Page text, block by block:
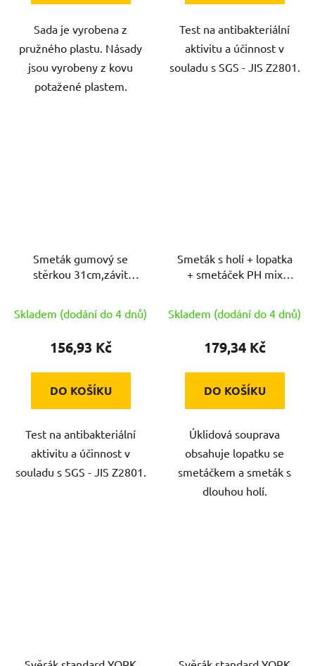
Sada je vyrobena z
pružného plastu. Násady
jsou vyrobeny z kovu
potažené plastem.
Test na antibakteriální
aktivitu a účinnost v
souladu s SGS - JIS Z2801.
Smeták gumový se
stěrkou 31cm,závit
Skladem (dodání do 4 dnů)
156,93 Kč
DO KOŠÍKU
Test na antibakteriální
aktivitu a účinnost v
souladu s SGS - JIS Z2801.
Smeták s holí + lopatka
+ smetáček PH mix
Skladem (dodání do 4 dnů)
179,34 Kč
DO KOŠÍKU
Úklidová souprava
obsahuje lopatku se
smetáčkem a smeták s
dlouhou holí.